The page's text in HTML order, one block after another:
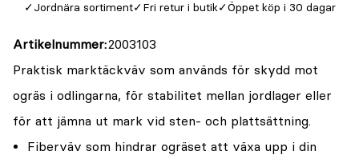
Jordnära sortiment Fri retur i butik Öppet köp i 30 dagar
Artikelnummer 2003103
Praktisk marktäckväv som används för skydd mot
ogräs i odlingarna, för stabilitet mellan jordlager eller
för att jämna ut mark vid sten- och plattsättning.
Fiberväv som hindrar ogräset att växa upp i din